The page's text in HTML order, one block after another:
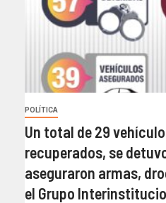
POLÍTICA
Un total de 29
recuperados, se
aseguraron armas,
el Grupo